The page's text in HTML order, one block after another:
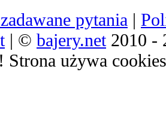
pytania |
| © bajery.net2010 -
Strona używa